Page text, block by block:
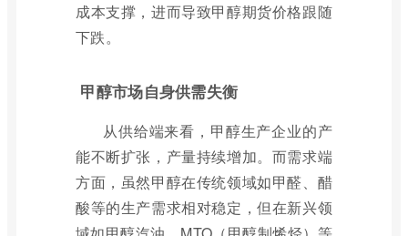
成本支撑，进而导致甲醇期货价格跟随
下跌。
甲醇市场自身供需失衡
从供给端来看，甲醇生产企业的产
能不断扩张，产量持续增加。而需求端
方面，虽然甲醇在传统领域如甲醛、醋
酸等的生产需求相对稳定，但在新兴领